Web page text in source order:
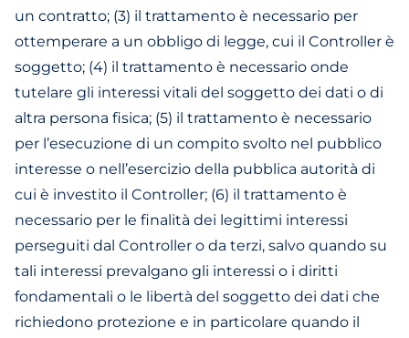
un contratto; (3) il trattamento è necessario per
ottemperare a un obbligo di legge, cui il Controller è
soggetto; (4) il trattamento è necessario onde
tutelare gli interessi vitali del soggetto dei dati o di
altra persona fisica; (5) il trattamento è necessario
per l’esecuzione di un compito svolto nel pubblico
interesse o nell’esercizio della pubblica autorità di
cui è investito il Controller; (6) il trattamento è
necessario per le finalità dei legittimi interessi
perseguiti dal Controller o da terzi, salvo quando su
tali interessi prevalgano gli interessi o i diritti
fondamentali o le libertà del soggetto dei dati che
richiedono protezione e in particolare quando il